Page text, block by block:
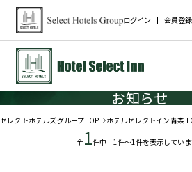
ログイン 会員登録
お知らせ
セレクトホテルズグループTOP ホテルセレクトイン青森
全 1件中 1件～1件を表示していま